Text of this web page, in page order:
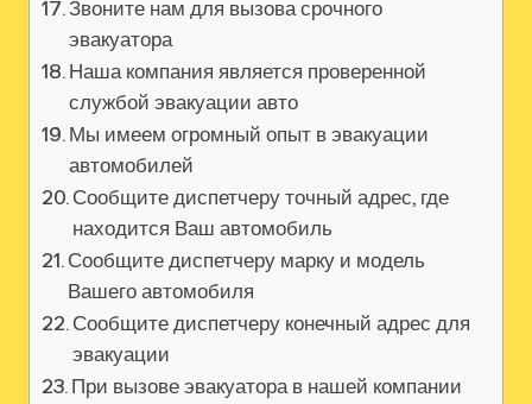
Звоните нам для вызова срочного
эвакуатора
Наша компания является проверенной
службой эвакуации авто
Мы имеем огромный опыт в эвакуации
автомобилей
Сообщите диспетчеру точный адрес, где
находится Ваш автомобиль
Сообщите диспетчеру марку и модель
Вашего автомобиля
Сообщите диспетчеру конечный адрес для
эвакуации
При вызове эвакуатора в нашей компании